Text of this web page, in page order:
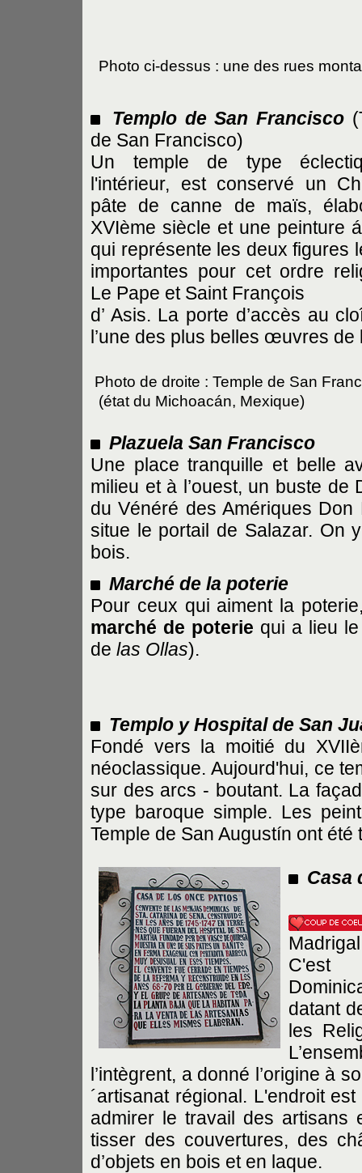
Photo ci-dessus : une des rues
Templo de San Francisco
de San Francisco)
Un temple de type
l'intérieur, est conservé un
pâte de canne de maïs,
XVIème siècle et une peinture
qui représente les deux figures
importantes pour cet ordre
Le Pape et Saint François
d’ Asis. La porte d’accès au
l’une des plus belles œuvres
Photo de droite : Temple de San
(état du Michoacán, Mexique)
Plazuela San Francisco
Une place tranquille et belle
milieu et à l’ouest, un buste
du Vénéré des Amériques
situe le portail de Salazar. On
bois.
Marché de la poterie
Pour ceux qui aiment la
marché de poterie qui a lieu
de las Ollas).
Templo y Hospital de San
Fondé vers la moitié du
néoclassique. Aujourd'hui, ce
sur des arcs - boutant. La
type baroque simple. Les
Temple de San Augustín ont
Casa
C'est
datant
les
l’intègrent, a donné l’origine à
´artisanat régional. L'endroit
admirer le travail des artisans
tisser des couvertures, des
d’objets en bois et en laque.